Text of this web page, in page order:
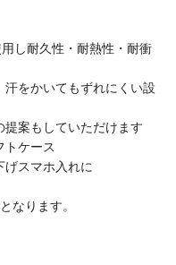
し耐久性・耐熱性・耐衝
かいてもずれにくい設
提案もしていただけます
トケース
マホ入れに
なります。